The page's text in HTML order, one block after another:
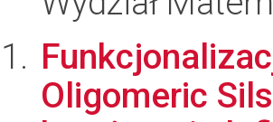
Oligomeric